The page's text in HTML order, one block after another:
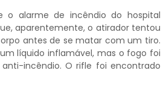
o alarme de incêndio do hospital
aparentemente, o atirador tentou
antes de se matar com um tiro.
líquido inflamável, mas o fogo foi
incêndio. O rifle foi encontrado